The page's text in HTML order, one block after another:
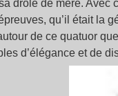
drôle de mère. Avec
qu’il était la
de ce quatuor
d’élégance et de